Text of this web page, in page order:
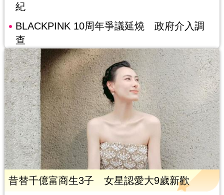
紀
BLACKPINK 10周年爭議延燒 政府介入調
查
昔替千億富商生3子 女星認愛大9歲新歡